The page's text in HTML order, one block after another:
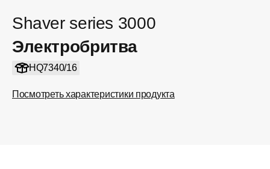
Shaver series 3000
Электробритва
HQ7340/16
Посмотреть характеристики продукта